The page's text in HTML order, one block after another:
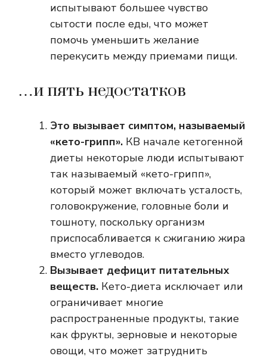
испытывают большее чувство
сытости после еды, что может
помочь уменьшить желание
перекусить между приемами пищи.
…и пять недостатков
Это вызывает симптом, называемый
«кето-грипп». КВ начале кетогенной
диеты некоторые люди испытывают
так называемый «кето-грипп»,
который может включать усталость,
головокружение, головные боли и
тошноту, поскольку организм
приспосабливается к сжиганию жира
вместо углеводов.
Вызывает дефицит питательных
веществ. Кето-диета исключает или
ограничивает многие
распространенные продукты, такие
как фрукты, зерновые и некоторые
овощи, что может затруднить